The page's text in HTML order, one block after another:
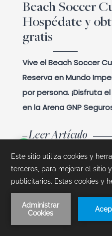
Beach Soccer
Hospédate y
gratis
Vive el Beach Soccer
Reserva en Mundo
por persona. ¡Disfruta
en la Arena GNP
Leer Artículo